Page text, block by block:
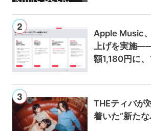
Apple Music
上げを実施
額1,180円に
THEティバが
着いた“新た